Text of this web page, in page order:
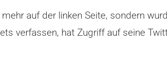
auf der linken Seite, sondern
verfassen, hat Zugriff auf seine